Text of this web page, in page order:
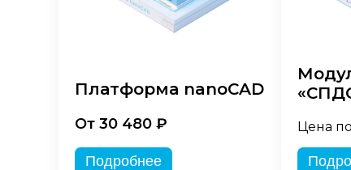
Платформа nanoCAD
От 30 480 ₽
Подробнее
Цена